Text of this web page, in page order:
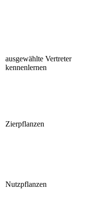
ausgewählte Vertreter
kennenlernen
Zierpflanzen
Nutzpflanzen